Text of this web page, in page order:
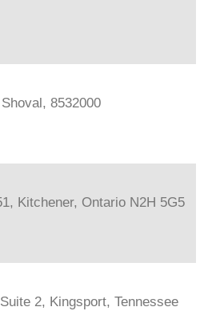
8532000
Kitchener, Ontario N2H 5G5
2, Kingsport, Tennessee